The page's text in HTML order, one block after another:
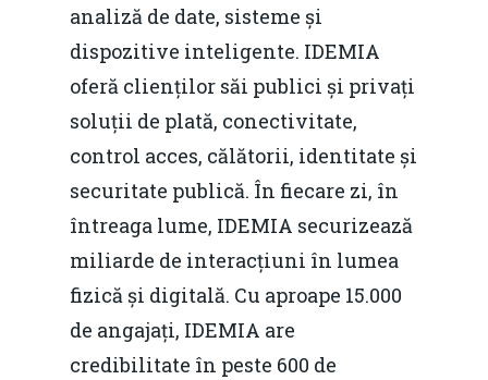
analiză de date, sisteme și
dispozitive inteligente. IDEMIA
oferă clienților săi publici și privați
soluții de plată, conectivitate,
control acces, călătorii, identitate și
securitate publică. În fiecare zi, în
întreaga lume, IDEMIA securizează
miliarde de interacțiuni în lumea
fizică și digitală. Cu aproape 15.000
de angajați, IDEMIA are
credibilitate în peste 600 de
Redresare vs.
Fiscalitate pentru o
Durabilă
Martie 2016
Decembrie 2015
Martie 2015
Agribusiness
Energia